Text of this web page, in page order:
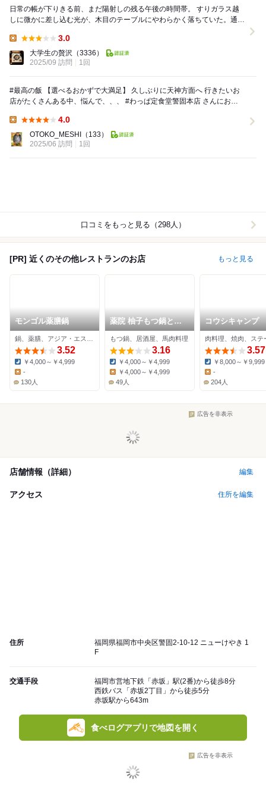
日常の帳が下りきる前、まだ陽射しの残る午後の時間帯。 すりガラス越
しに微かに差し込む光が、木目のテーブルにやわらかく落ちていた。通い
3.0
大学生の贅沢 （3336）
2025/09 訪問
1回
#最高の飯 【選べるおかずで大満足】 久しぶりに天神方面へ 行きたいお
店がたくさんある中、悩んで、、、 #わっぱ定食堂警固本店 さんにお邪
4.0
OTOKO_MESHI
（133）
2025/06 訪問
1回
口コミをもっと見る（298人）
[PR] 近くのその他レストランのお店 もっと見る
モンゴル薬膳鍋
3.52
Dinner:
￥4,000～￥4,999
-
130人
薬院 柚子もつ鍋と馬
刺し 松葉
もつ鍋、居酒屋、馬肉料理
3.16
Dinner:
￥4,000～￥4,999
Lunch:
￥4,000～￥4,999
49人
コウシキャンプ
肉料理、焼肉、ステ
3.57
Dinner:
￥8,000～￥9,999
-
204人
広告を非表示
店舗情報（詳細） 編集
アクセス 住所を編集
住所
福岡県福岡市中央区警固2-10-12 ニューけやき 1
F
交通手段
福岡市営地下鉄「赤坂」駅(2番)から徒歩8分
西鉄バス「赤坂2丁目」から徒歩5分
赤坂駅から643m
食べログアプリで地図を開く
広告を非表示